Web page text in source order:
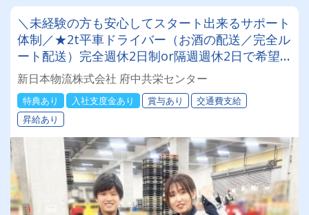
＼未経験の方も安心してスタート出来るサポート
体制／★2t平車ドライバー（お酒の配送／完全ル
ート配送）完全週休2日制or隔週週休2日で希望
する働き方が可能♪★特典あり★入社お祝い金5万
円支給♪♪【賞与(年2回)】【昇給】【退職金】
【社宅対応可(規定有)】
新日本物流株式会社 府中共栄センター
特典あり 入社支度金あり 賞与あり
交通費支給
昇給あり